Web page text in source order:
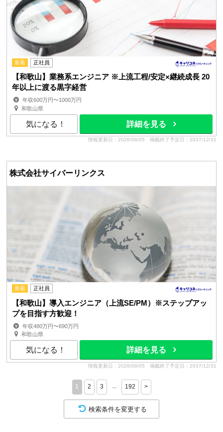
新着 正社員
【和歌山】業務系エンジニア ※上流工程/安定×継続成長 20
年以上に渡る黒字経営
年収600万円〜1000万円
和歌山県
気になる！ 詳細を見る
情報更新日：2026/08/05 掲載終了予定日：2037/12/31
株式会社サイバーリンクス
新着 正社員
【和歌山】導入エンジニア（上流SE/PM）※ステップアッ
プを目指す方歓迎！
年収480万円〜690万円
和歌山県
気になる！ 詳細を見る
情報更新日：2026/08/05 掲載終了予定日：2037/12/31
1 2 3 ... 192 >
検索条件を変更する